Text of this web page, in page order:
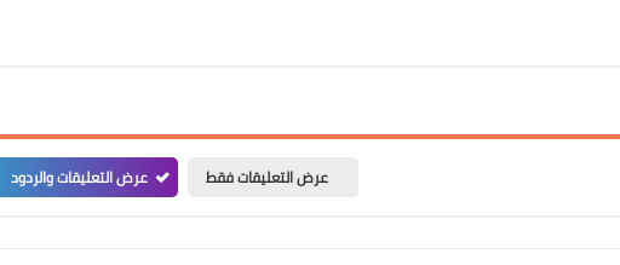
عرض التعليقات فقط عرض التعليقات والردود